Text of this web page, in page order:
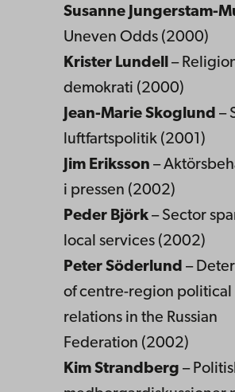
Susanne Jungerstam-
Uneven Odds (2000)
Krister Lundell –
demokrati (2000)
Jean-Marie Skoglund –
luftfartspolitik (2001)
Jim Eriksson –
i pressen (2002)
Peder Björk – Sector
local services (2002)
Peter Söderlund –
of centre-region political
relations in the Russian
Federation (2002)
Kim Strandberg –